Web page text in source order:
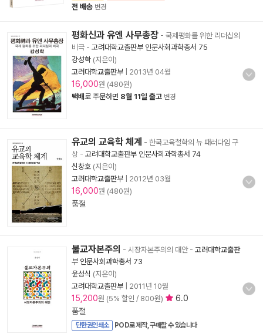
전 배송 변경
평화신과 유엔 사무총장 - 국제평화를 위한 리더십의
비극 - 고려대학교출판부 인문사회과학총서 75
강성학 (지은이)
고려대학교출판부
2013년 04월
16,000원 (480원)
택배로 주문하면 8월 11일 출고 변경
유교의 교육학 체계 - 한국교육철학의 뉴 패러다임 구
상 - 고려대학교출판부 인문사회과학총서 74
신창호 (지은이)
고려대학교출판부
2012년 03월
16,000원 (480원)
품절
불교자본주의 - 시장자본주의의 대안- 고려대학교출판
부 인문사회과학총서 73
윤성식 (지은이)
고려대학교출판부
2011년 10월
15,200원 (5% 할인 / 800원)
6.0
품절
단한권인쇄소 POD로 제작, 구매할 수 있습니다